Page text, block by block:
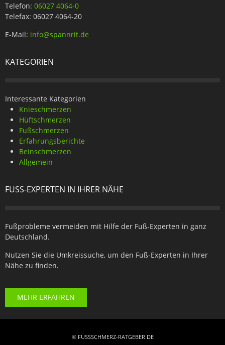
Telefon: 06027 4064-0
Telefax: 06027 4064-20
E-Mail: info@spannrit.de
KATEGORIEN
Interessante Kategorien
Knieschmerzen
Hüftschmerzen
Fußschmerzen
Erfahrungsberichte
Beinschmerzen
Allgemein
FUSS-EXPERTEN IN IHRER NÄHE
Fußprobleme vermeiden mit Hilfe der Fuß-Experten in ganz
Deutschland.
Nutzen Sie die Umkreissuche, um den Fuß-Experten in Ihrer
Nähe zu finden.
MEHR ERFAHREN
© FUSSSCHMERZ-RATGEBER.DE